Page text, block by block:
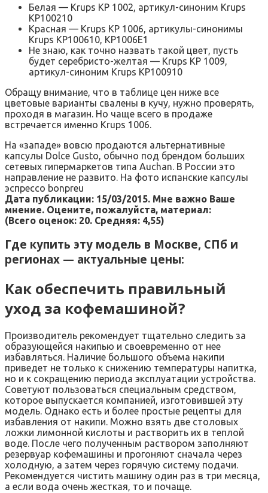
Белая — Krups KP 1002, артикул-синоним Krups
KP100210
Красная — Krups KP 1006, артикулы-синонимы
Krups KP100610, KP1006E1
Не знаю, как точно назвать такой цвет, пусть
будет серебристо-желтая — Krups KP 1009,
артикул-синоним Krups KP100910
Обращу внимание, что в таблице цен ниже все
цветовые варианты свалены в кучу, нужно проверять,
проходя в магазин. Но чаще всего в продаже
встречается именно Krups 1006.
На «западе» вовсю продаются альтернативные
капсулы Dolce Gusto, обычно под брендом больших
сетевых гипермаркетов типа Auchan. В России это
направление не развито. На фото испанские капсулы
эспрессо bonpreu
Дата публикации: 15/03/2015. Мне важно Ваше
мнение. Оцените, пожалуйста, материал:
(Всего оценок: 20. Средняя: 4,55)
Где купить эту модель в Москве, СПб и
регионах — актуальные цены:
Как обеспечить правильный
уход за кофемашиной?
Производитель рекомендует тщательно следить за
образующейся накипью и своевременно от нее
избавляться. Наличие большого объема накипи
приведет не только к снижению температуры напитка,
но и к сокращению периода эксплуатации устройства.
Советуют пользоваться специальным средством,
которое выпускается компанией, изготовившей эту
модель. Однако есть и более простые рецепты для
избавления от накипи. Можно взять две столовых
ложки лимонной кислоты и растворить их в теплой
воде. После чего полученным раствором заполняют
резервуар кофемашины и прогоняют сначала через
холодную, а затем через горячую систему подачи.
Рекомендуется чистить машину один раз в три месяца,
а если вода очень жесткая, то и почаще.